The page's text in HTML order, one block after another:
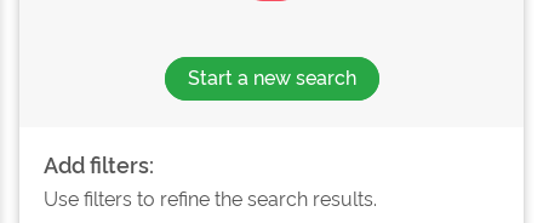
Start a new search
Add filters:
Use filters to refine the search results.